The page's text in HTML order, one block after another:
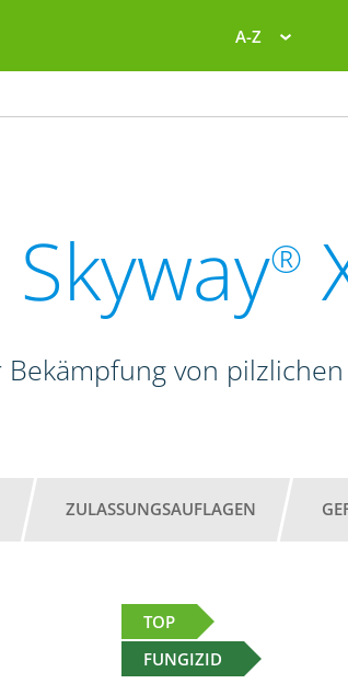
A-Z
Skyway®
Bekämpfung von
ZULASSUNGSAUFLAGEN
TOP
FUNGIZID